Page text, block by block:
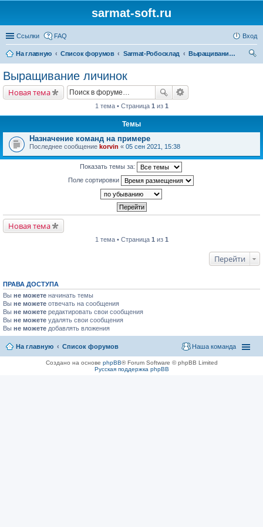
sarmat-soft.ru
Ссылки FAQ Вход
На главную Список форумов Sarmat-Робосклад
Выращивание личинок
Выращивание личинок
Новая тема
1 тема • Страница 1 из 1
Темы
Назначение команд на примере
Последнее сообщение korvin « 05 сен 2021, 15:38
Показать темы за:
Поле сортировки
Новая тема
1 тема • Страница 1 из 1
Перейти
ПРАВА ДОСТУПА
Вы не можете начинать темы
Вы не можете отвечать на сообщения
Вы не можете редактировать свои сообщения
Вы не можете удалять свои сообщения
Вы не можете добавлять вложения
На главную Список форумов Наша команда
Создано на основе phpBB® Forum Software © phpBB Limited
Русская поддержка phpBB